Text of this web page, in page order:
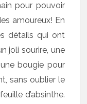
pour pouvoir
amoureux! En
détails qui ont
joli sourire, une
bougie pour
sans oublier le
d’absinthe.